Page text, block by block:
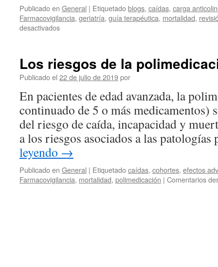
Publicado en General | Etiquetadoblogs, caídas, carga
Farmacovigilancia, geriatría, guía terapéutica, mortalidad,
desactivados
Los riesgos de la
Publicado el 22 de julio de 2019por
En pacientes de edad avanzada, la
continuado de 5 o más medicamentos)
del riesgo de caída, incapacidad y
a los riesgos asociados a las
leyendo →
Publicado en General | Etiquetadocaídas, cohortes, efectos
Farmacovigilancia, mortalidad, polimedicación | Comentarios